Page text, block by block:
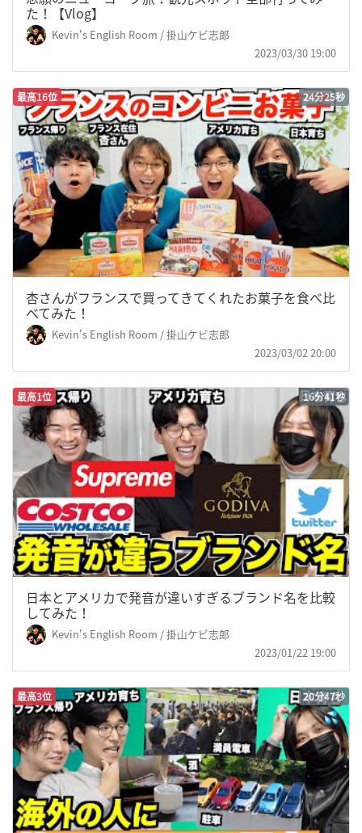
た！【Vlog】
Kevin's English Room / 掛山ケビ志郎
2023/03/30 19:00
最高16位 24分25秒
杏さんがフランスで買ってきてくれたお菓子を食べ比
べてみた！
Kevin's English Room / 掛山ケビ志郎
2023/03/02 20:00
最高1位 16分41秒
日本とアメリカで発音が違いすぎるブランド名を比較
してみた！
Kevin's English Room / 掛山ケビ志郎
2023/01/22 19:00
最高3位 20分47秒